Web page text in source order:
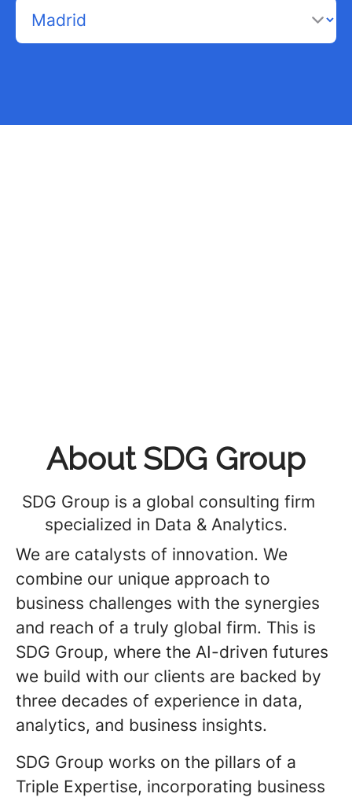
About SDG Group
SDG Group is a global consulting firm
specialized in Data & Analytics.
We are catalysts of innovation. We
combine our unique approach to
business challenges with the synergies
and reach of a truly global firm. This is
SDG Group, where the AI-driven futures
we build with our clients are backed by
three decades of experience in data,
analytics, and business insights.
SDG Group works on the pillars of a
Triple Expertise, incorporating business